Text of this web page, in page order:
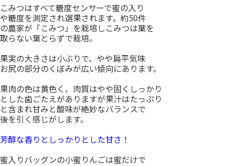
こみつはすべて糖度センサーで蜜の入り
や糖度を測定され選果されます。約50件
の農家が「こみつ」を栽培しこみつは葉を
取らない葉とらずで栽培。
果実の大きさは小ぶりで、やや扁平気味
お尻の部分のくぼみが広い傾向にあります。
果肉の色は黄色く、肉質はやや固くしっかり
とした歯ごたえがありますが果汁はたっぷり
と含まれ甘みと酸味が絶妙なバランスで
後を引く感じがします。
芳醇な香りとしっかりとした甘さ！
蜜入りバッグンの小蜜りんごは蜜だけで